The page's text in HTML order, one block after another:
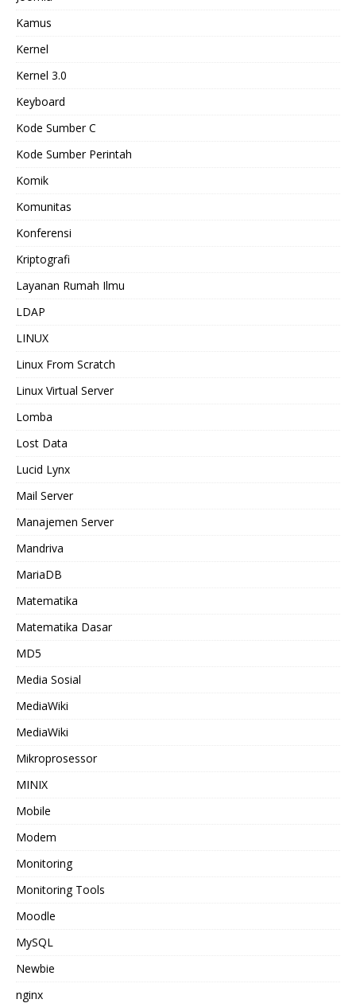
Kamus
Kernel
Kernel 3.0
Keyboard
Kode Sumber C
Kode Sumber Perintah
Komik
Komunitas
Konferensi
Kriptografi
Layanan Rumah Ilmu
LDAP
LINUX
Linux From Scratch
Linux Virtual Server
Lomba
Lost Data
Lucid Lynx
Mail Server
Manajemen Server
Mandriva
MariaDB
Matematika
Matematika Dasar
MD5
Media Sosial
MediaWiki
MediaWiki
Mikroprosessor
MINIX
Mobile
Modem
Monitoring
Monitoring Tools
Moodle
MySQL
Newbie
nginx